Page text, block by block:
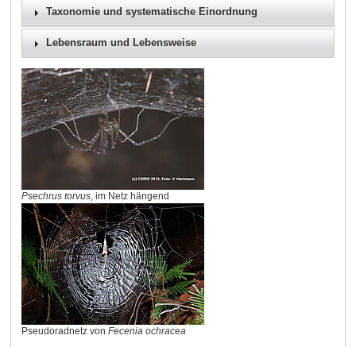
Taxonomie und systematische Einordnung
Lebensraum und Lebensweise
Psechrus torvus, im Netz hängend
Pseudoradnetz von Fecenia ochracea